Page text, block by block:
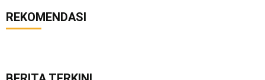
REKOMENDASI